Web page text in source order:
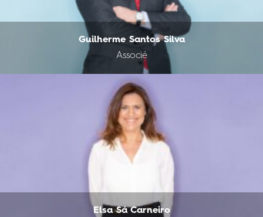
Guilherme Santos Silva
Associé
Elsa Sá Carneiro